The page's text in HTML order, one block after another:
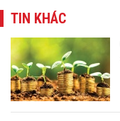
TIN KHÁC